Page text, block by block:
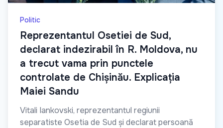
Politic
Reprezentantul Osetiei de Sud,
declarat indezirabil în R. Moldova, nu
a trecut vama prin punctele
controlate de Chișinău. Explicația
Maiei Sandu
Vitali Iankovski, reprezentantul regiunii
separatiste Osetia de Sud și declarat persoană